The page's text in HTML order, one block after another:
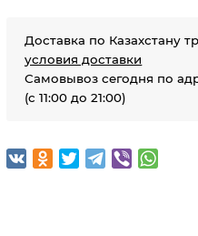
Доставка по Казахстану
условия доставки
Самовывоз сегодня по
(с 11:00 до 21:00)